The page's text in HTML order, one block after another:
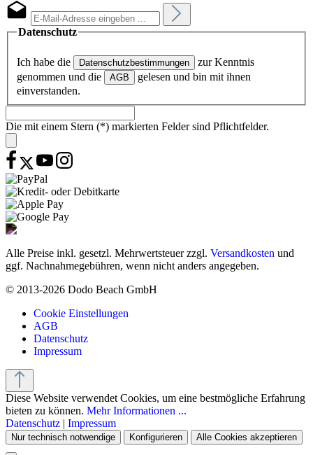
Datenschutz
Ich habe die Datenschutzbestimmungen
zur Kenntnis
genommen und die
AGB
gelesen und bin mit ihnen
einverstanden.
Die mit einem Stern (*) markierten Felder sind Pflichtfelder.
Alle Preise inkl. gesetzl. Mehrwertsteuer zzgl. Versandkosten und
ggf. Nachnahmegebühren, wenn nicht anders angegeben.
© 2013-2026 Dodo Beach GmbH
Cookie Einstellungen
AGB
Datenschutz
Impressum
Diese Website verwendet Cookies, um eine bestmögliche Erfahrung
bieten zu können. Mehr Informationen ...
Datenschutz | Impressum
Nur technisch notwendige Konfigurieren Alle Cookies akzeptieren